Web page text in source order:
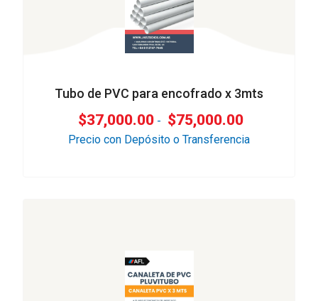
Tubo de PVC para encofrado x 3mts
$37,000.00 - $75,000.00
Precio con Depósito o Transferencia